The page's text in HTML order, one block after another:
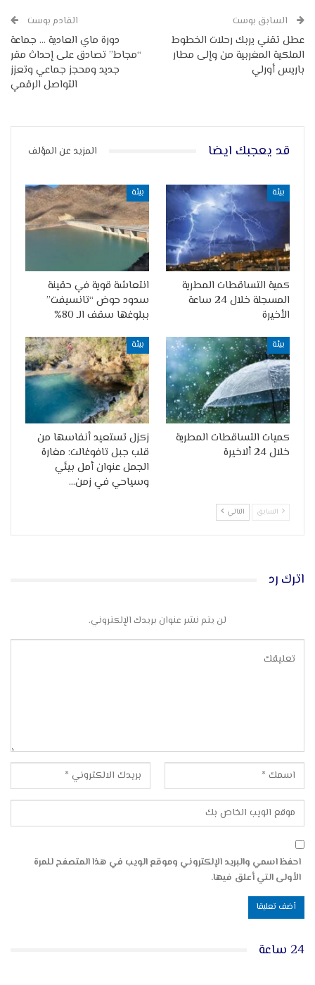
السابق بوست
عطل تقني يربك رحلات الخطوط
الملكية المغربية من وإلى مطار
باريس أورلي
القادم بوست
دورة ماي العادية … جماعة
“مجاط” تصادق على إحداث مقر
جديد ومحجز جماعي وتعزز
التواصل الرقمي
قد يعجبك ايضا المزيد عن المؤلف
بيئة
كمية التساقطات المطرية
المسجلة خلال 24 ساعة
الأخيرة
بيئة
انتعاشة قوية في حقينة
سدود حوض “تانسيفت”
ببلوغها سقف الـ 80%
بيئة
كميات التساقطات المطرية
خلال 24 ألاخيرة
بيئة
زكزل تستعيد أنفاسها من
قلب جبل تافوغالت: مغارة
الجمل عنوان أمل بيئي
وسياحي في زمن…
السابق التالي
اترك رد
لن يتم نشر عنوان بريدك الإلكتروني.
احفظ اسمي والبريد الإلكتروني وموقع الويب في هذا المتصفح للمرة
الأولى التي أعلق فيها.
24 ساعة